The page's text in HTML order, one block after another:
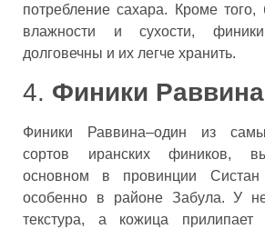
потребление сахара. Кроме того,
влажности и сухости,
долговечны и их легче хранить.
4. Финики Раввина
Финики Раввина–один из
сортов иранских фиников,
основном в провинции
особенно в районе Забула. У
текстура, а кожица